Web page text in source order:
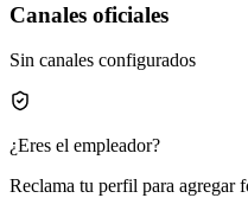
Canales oficiales
Sin canales configurados
¿Eres el empleador?
Reclama tu perfil para agregar